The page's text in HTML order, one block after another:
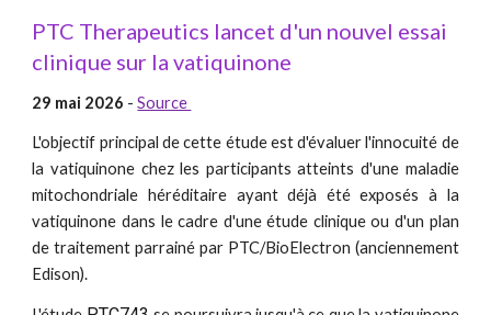
PTC Therapeutics lancet d'un nouvel essai
clinique sur la vatiquinone
29 mai 2026 -Source
L'objectif principal de cette étude est d'évaluer l'innocuité de
la vatiquinone chez les participants atteints d'une maladie
mitochondriale héréditaire ayant déjà été exposés à la
vatiquinone dans le cadre d'une étude clinique ou d'un plan
de traitement parrainé par PTC/BioElectron (anciennement
Edison).